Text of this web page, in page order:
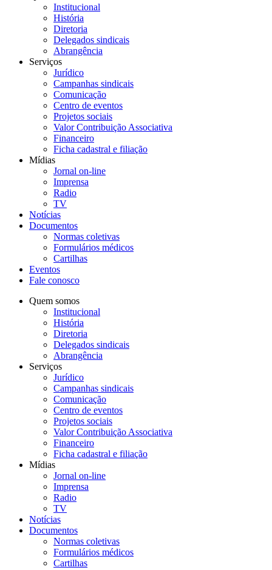
Institucional
História
Diretoria
Delegados sindicais
Abrangência
Serviços
Jurídico
Campanhas sindicais
Comunicação
Centro de eventos
Projetos sociais
Valor Contribuição Associativa
Financeiro
Ficha cadastral e filiação
Mídias
Jornal on-line
Imprensa
Radio
TV
Notícias
Documentos
Normas coletivas
Formulários médicos
Cartilhas
Eventos
Fale conosco
Quem somos
Institucional
História
Diretoria
Delegados sindicais
Abrangência
Serviços
Jurídico
Campanhas sindicais
Comunicação
Centro de eventos
Projetos sociais
Valor Contribuição Associativa
Financeiro
Ficha cadastral e filiação
Mídias
Jornal on-line
Imprensa
Radio
TV
Notícias
Documentos
Normas coletivas
Formulários médicos
Cartilhas